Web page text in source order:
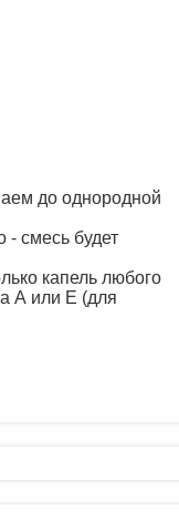
до однородной
- смесь будет
капель любого
А или Е (для